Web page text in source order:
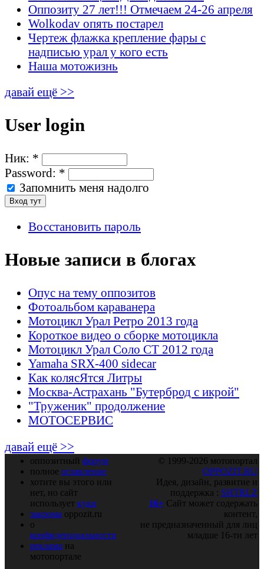
Оппозиту 27 лет!!! Отмечаем 24-26 апреля
Wolkodav опять постарел
Чертеж флажка крепление фары с
надписью урал у кого есть
Наша мотожизнь
давай ещё >>
User login
Ник: *
Password: *
Запомнить меня надолго
Восстановить пароль
Новые записи в блогах
Опус на тему оппозитов
Фотоальбом караванера
Мотоцикл Урал Ретро 2013 года
Короткое видео о сборке мотоцикла
Мотоцикл Урал Соло СТ 2012 года
Yamaha SRX-400 sidecar
Как колясЯтся Литры
Москва-Астрахань "Бутерброд с икрой"
"Труженик" продолжение
МОТОСЕРВИС
давай ещё >>
оппозитный форум
полное оглавление
хотите вы этого или
нет, но сайт
использует куки
закрома oppozit.ru
о
конфиденциальности
реклама на
мотопортале
© 1999-2026 мотопортал
OPPOZIT.RU
Идея, дизайн, развитие и
поддержка : SHTRLZ
16+ Сайт может содержать
контент,
не предназначенный для лиц
младше 16-ти лет